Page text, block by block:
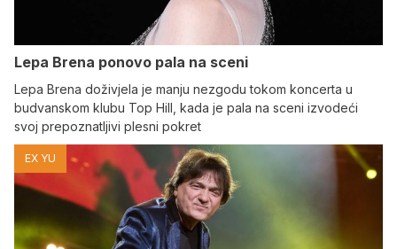
Lepa Brena ponovo pala na sceni
Lepa Brena doživjela je manju nezgodu tokom koncerta u
budvanskom klubu Top Hill, kada je pala na sceni izvodeći
svoj prepoznatljivi plesni pokret
EX YU